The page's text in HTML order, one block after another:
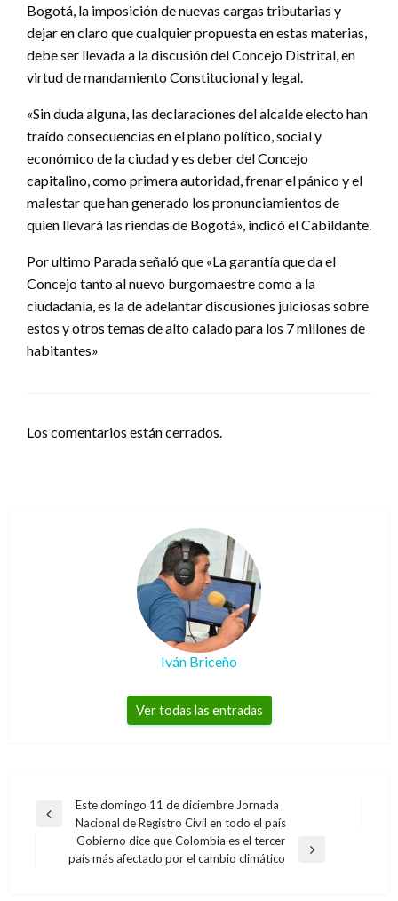
Bogotá, la imposición de nuevas cargas tributarias y
dejar en claro que cualquier propuesta en estas materias,
debe ser llevada a la discusión del Concejo Distrital, en
virtud de mandamiento Constitucional y legal.
«Sin duda alguna, las declaraciones del alcalde electo han
traído consecuencias en el plano político, social y
económico de la ciudad y es deber del Concejo
capitalino, como primera autoridad, frenar el pánico y el
malestar que han generado los pronunciamientos de
quien llevará las riendas de Bogotá», indicó el Cabildante.
Por ultimo Parada señaló que «La garantía que da el
Concejo tanto al nuevo burgomaestre como a la
ciudadanía, es la de adelantar discusiones juiciosas sobre
estos y otros temas de alto calado para los 7 millones de
habitantes»
Los comentarios están cerrados.
Iván Briceño
Ver todas las entradas
Navegación
entradas
Entrada
Este domingo 11 de diciembre Jornada
Nacional de Registro Civil en todo el país
Entrada
Gobierno dice que Colombia es el tercer
país más afectado por el cambio climático